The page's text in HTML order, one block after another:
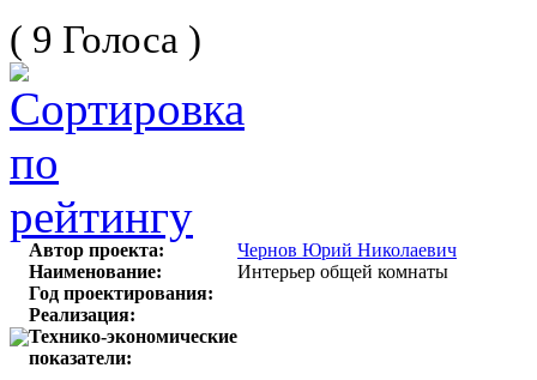
( 9 Голоса )
Автор проекта:
Чернов Юрий Николаевич
Наименование:
Интерьер общей комнаты
Год проектирования:
Реализация:
Технико-экономические
показатели: